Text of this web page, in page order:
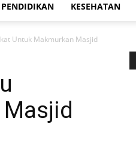
Post
PENDIDIKAN KESEHATAN
Untuk Makmurkan Masjid